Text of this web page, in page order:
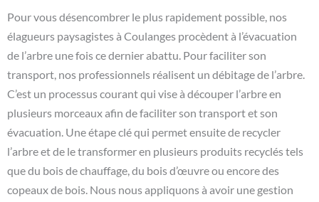
Pour vous désencombrer le plus rapidement possible, nos
élagueurs paysagistes à Coulanges procèdent à l’évacuation
de l’arbre une fois ce dernier abattu. Pour faciliter son
transport, nos professionnels réalisent un débitage de l’arbre.
C’est un processus courant qui vise à découper l’arbre en
plusieurs morceaux afin de faciliter son transport et son
évacuation. Une étape clé qui permet ensuite de recycler
l’arbre et de le transformer en plusieurs produits recyclés tels
que du bois de chauffage, du bois d’œuvre ou encore des
copeaux de bois. Nous nous appliquons à avoir une gestion